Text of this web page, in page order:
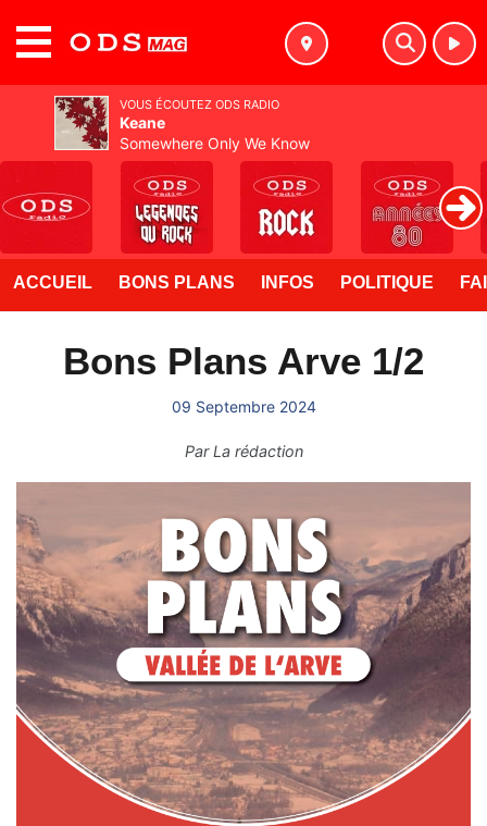
ACCUEIL BONS PLANS INFOS POLITIQUE
Bons Plans Arve 1/2
09 Septembre 2024
ParLa rédaction
VOUS ÉCOUTEZ ODS RADIO
Keane
Somewhere Only We Know